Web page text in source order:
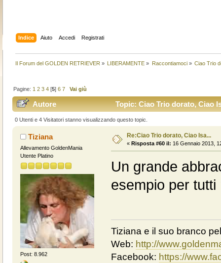
Indice Aiuto Accedi Registrati
Il Forum del GOLDEN RETRIEVER » LIBERAMENTE » Raccontiamoci» Ciao Trio
Pagine: 1 2 3 4 [5]6 7 Vai giù
Autore Topic: Ciao Trio dorato, Ciao
0 Utenti e 4 Visitatori stanno visualizzando questo topic.
Tiziana
Allevamento GoldenMania
Utente Platino
Post: 8.962
Re:Ciao Trio dorato, Ciao Isa...
« Risposta #60 il: 16 Gennaio 2013,
Un grande
esempio per tutti
Tiziana e il suo branco
Web: http://
Facebook: https://